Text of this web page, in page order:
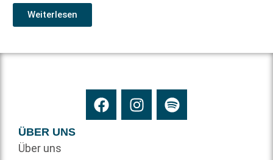
Weiterlesen
ÜBER UNS
Über uns